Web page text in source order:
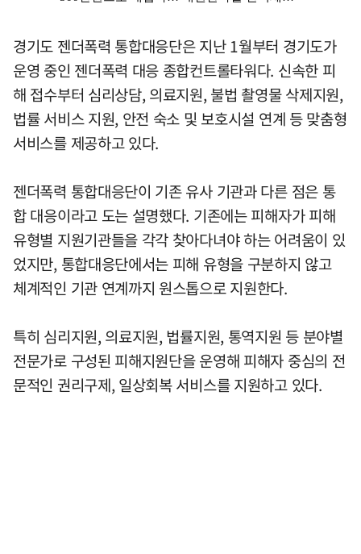
경기도 젠더폭력 통합대응단은 지난 1월부터 경기도가
운영 중인 젠더폭력 대응 종합컨트롤타워다. 신속한 피
해 접수부터 심리상담, 의료지원, 불법 촬영물 삭제지원,
법률 서비스 지원, 안전 숙소 및 보호시설 연계 등 맞춤형
서비스를 제공하고 있다.
젠더폭력 통합대응단이 기존 유사 기관과 다른 점은 통
합 대응이라고 도는 설명했다. 기존에는 피해자가 피해
유형별 지원기관들을 각각 찾아다녀야 하는 어려움이 있
었지만, 통합대응단에서는 피해 유형을 구분하지 않고
체계적인 기관 연계까지 원스톱으로 지원한다.
특히 심리지원, 의료지원, 법률지원, 통역지원 등 분야별
전문가로 구성된 피해지원단을 운영해 피해자 중심의 전
문적인 권리구제, 일상회복 서비스를 지원하고 있다.